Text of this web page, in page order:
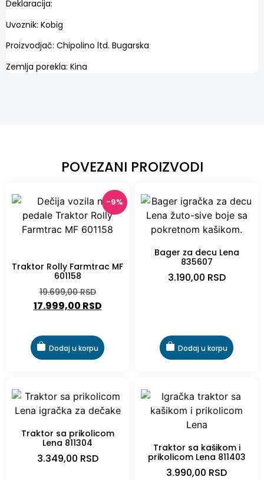
Deklaracija:
Uvoznik: Kobig
Proizvodjač: Chipolino ltd. Bugarska
Zemlja porekla: Kina
POVEZANI PROIZVODI
-9%
Traktor Rolly Farmtrac MF
601158
19.699,00RSD
17.999,00 RSD
Dodaj u korpu
Bager za decu Lena
835607
3.190,00 RSD
Dodaj u korpu
Traktor sa prikolicom
Lena 811304
3.349,00 RSD
Traktor sa kašikom i
prikolicom Lena 811403
3.990,00 RSD